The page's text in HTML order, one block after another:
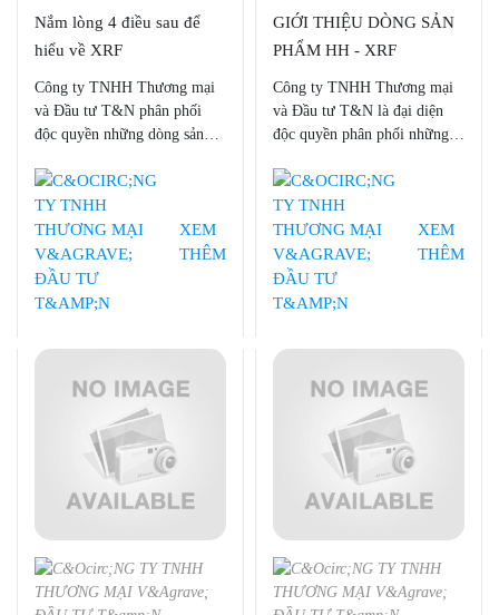
Nắm lòng 4 điều sau để
hiểu về XRF
Công ty TNHH Thương mại
và Đầu tư T&N phân phối
độc quyền những dòng sản
và HH-XRF, TXRF, Micro
XRF của Bruker BNA trên thị
trường Việt Nam.
XEM
THÊM
GIỚI THIỆU DÒNG SẢN
PHẨM HH - XRF
Công ty TNHH Thương mại
và Đầu tư T&N là đại diện
độc quyền phân phối những
S1 TITAN, TRACER 5, CTX
tại thị trường Việt Nam
XEM
THÊM